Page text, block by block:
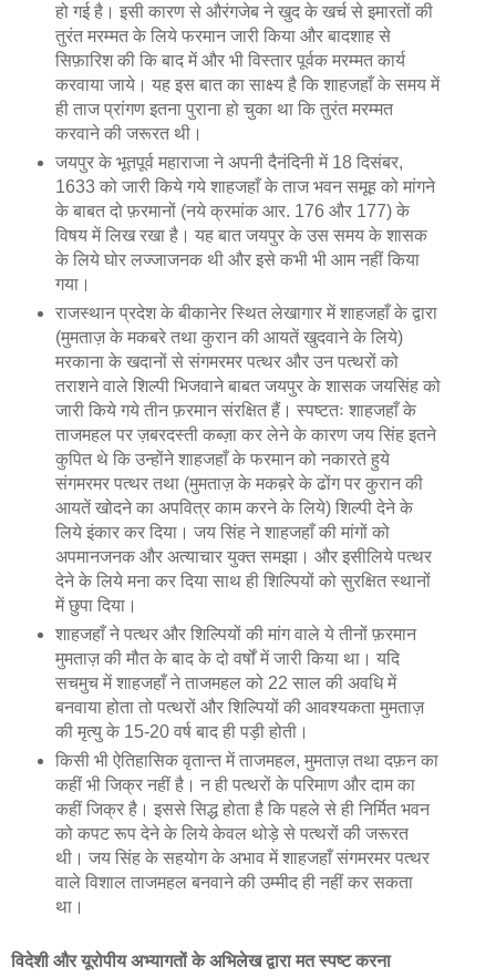
हो गई है। इसी कारण से औरंगजेब ने खुद के खर्च से इमारतों की
तुरंत मरम्मत के लिये फरमान जारी किया और बादशाह से
सिफ़ारिश की कि बाद में और भी विस्तार पूर्वक मरम्मत कार्य
करवाया जाये। यह इस बात का साक्ष्य है कि शाहजहाँ के समय में
ही ताज प्रांगण इतना पुराना हो चुका था कि तुरंत मरम्मत
करवाने की जरूरत थी।
जयपुर के भूतपूर्व महाराजा ने अपनी दैनंदिनी में 18 दिसंबर,
1633 को जारी किये गये शाहजहाँ के ताज भवन समूह को मांगने
के बाबत दो फ़रमानों (नये क्रमांक आर. 176 और 177) के
विषय में लिख रखा है। यह बात जयपुर के उस समय के शासक
के लिये घोर लज्जाजनक थी और इसे कभी भी आम नहीं किया
गया।
राजस्थान प्रदेश के बीकानेर स्थित लेखागार में शाहजहाँ के द्वारा
(मुमताज़ के मकबरे तथा कुरान की आयतें खुदवाने के लिये)
मरकाना के खदानों से संगमरमर पत्थर और उन पत्थरों को
तराशने वाले शिल्पी भिजवाने बाबत जयपुर के शासक जयसिंह को
जारी किये गये तीन फ़रमान संरक्षित हैं। स्पष्टतः शाहजहाँ के
ताजमहल पर ज़बरदस्ती कब्ज़ा कर लेने के कारण जय सिंह इतने
कुपित थे कि उन्होंने शाहजहाँ के फरमान को नकारते हुये
संगमरमर पत्थर तथा (मुमताज़ के मकब़रे के ढोंग पर कुरान की
आयतें खोदने का अपवित्र काम करने के लिये) शिल्पी देने के
लिये इंकार कर दिया। जय सिंह ने शाहजहाँ की मांगों को
अपमानजनक और अत्याचार युक्त समझा। और इसीलिये पत्थर
देने के लिये मना कर दिया साथ ही शिल्पियों को सुरक्षित स्थानों
में छुपा दिया।
शाहजहाँ ने पत्थर और शिल्पियों की मांग वाले ये तीनों फ़रमान
मुमताज़ की मौत के बाद के दो वर्षों में जारी किया था। यदि
सचमुच में शाहजहाँ ने ताजमहल को 22 साल की अवधि में
बनवाया होता तो पत्थरों और शिल्पियों की आवश्यकता मुमताज़
की मृत्यु के 15-20 वर्ष बाद ही पड़ी होती।
किसी भी ऐतिहासिक वृतान्त में ताजमहल, मुमताज़ तथा दफ़न का
कहीं भी जिक्र नहीं है। न ही पत्थरों के परिमाण और दाम का
कहीं जिक्र है। इससे सिद्ध होता है कि पहले से ही निर्मित भवन
को कपट रूप देने के लिये केवल थोड़े से पत्थरों की जरूरत
थी। जय सिंह के सहयोग के अभाव में शाहजहाँ संगमरमर पत्थर
वाले विशाल ताजमहल बनवाने की उम्मीद ही नहीं कर सकता
था।
विदेशी और यूरोपीय अभ्यागतों के अभिलेख द्वारा मत स्‍पष्‍ट करना